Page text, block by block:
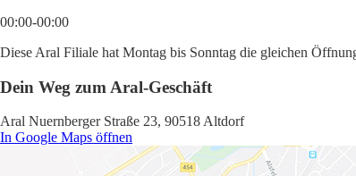
00:00-00:00
Diese Aral Filiale hat Montag bis Sonntag die gleichen
Dein Weg zum Aral-Geschäft
Aral Nuernberger Straße 23, 90518 Altdorf
In Google Maps öffnen